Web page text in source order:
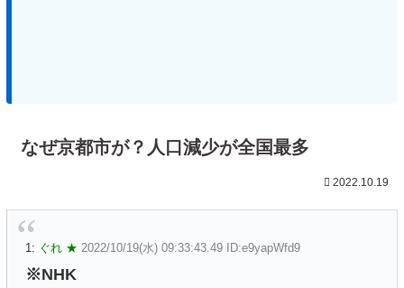
なぜ京都市が？人口減少が全国最多
2022.10.19
1: ぐれ ★ 2022/10/19(水) 09:33:43.49 ID:e9yapWfd9
※NHK